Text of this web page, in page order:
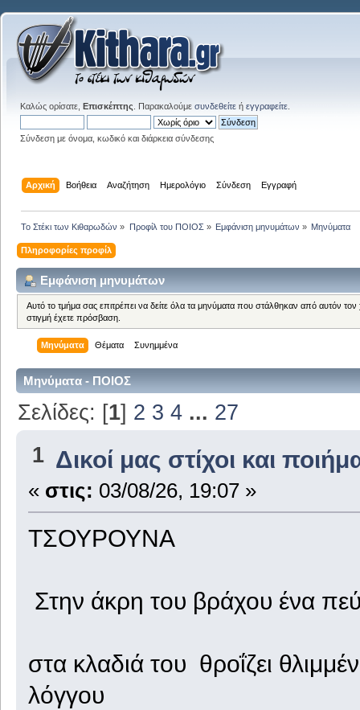
Καλώς ορίσατε, Επισκέπτης . Παρακαλούμε συνδεθείτε ή εγγραφείτε
Σύνδεση με όνομα, κωδικό και διάρκεια σύνδεσης
Αρχική Βοήθεια Αναζήτηση Ημερολόγιο Σύνδεση Εγγραφή
Το Στέκι των Κιθαρωδών » Προφίλ του ΠΟΙΟΣ » Εμφάνιση μηνυμάτων » Μηνύματα
Πληροφορίες προφίλ
Εμφάνιση μηνυμάτων
Αυτό το τμήμα σας επιτρέπει να δείτε όλα τα μηνύματα που στάλθηκαν από αυτόν
στιγμή έχετε πρόσβαση.
Μηνύματα Θέματα Συνημμένα
Μηνύματα - ΠΟΙΟΣ
Σελίδες: [1] 2 3 4 ... 27
1 Δικοί μας στίχοι και
« στις: 03/08/26, 19:07 »
ΤΣΟΥΡΟΥΝΑ
Στην άκρη του βράχου ένα
στα κλαδιά του θροΐζει
λόγγου